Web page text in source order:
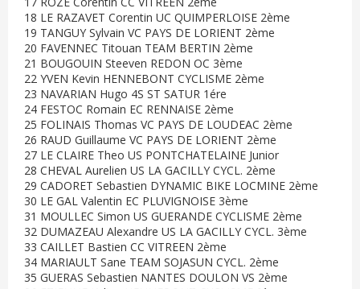
18 LE RAZAVET Corentin UC QUIMPERLOISE 2ème
19 TANGUY Sylvain VC PAYS DE LORIENT 2ème
20 FAVENNEC Titouan TEAM BERTIN 2ème
21 BOUGOUIN Steeven REDON OC 3ème
22 YVEN Kevin HENNEBONT CYCLISME 2ème
23 NAVARIAN Hugo 4S ST SATUR 1ére
24 FESTOC Romain EC RENNAISE 2ème
25 FOLINAIS Thomas VC PAYS DE LOUDEAC 2ème
26 RAUD Guillaume VC PAYS DE LORIENT 2ème
27 LE CLAIRE Theo US PONTCHATELAINE Junior
28 CHEVAL Aurelien US LA GACILLY CYCL. 2ème
29 CADORET Sebastien DYNAMIC BIKE LOCMINE 2ème
30 LE GAL Valentin EC PLUVIGNOISE 3ème
31 MOULLEC Simon US GUERANDE CYCLISME 2ème
32 DUMAZEAU Alexandre US LA GACILLY CYCL. 3ème
33 CAILLET Bastien CC VITREEN 2ème
34 MARIAULT Sane TEAM SOJASUN CYCL. 2ème
35 GUERAS Sebastien NANTES DOULON VS 2ème